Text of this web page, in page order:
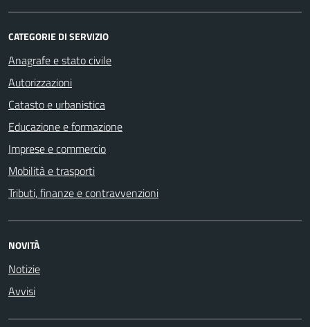
CATEGORIE DI SERVIZIO
Anagrafe e stato civile
Autorizzazioni
Catasto e urbanistica
Educazione e formazione
Imprese e commercio
Mobilità e trasporti
Tributi, finanze e contravvenzioni
NOVITÀ
Notizie
Avvisi